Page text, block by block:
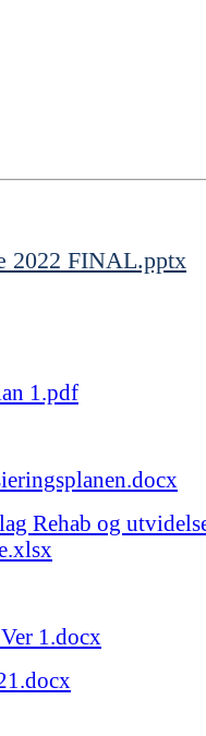
2022 FINAL.pptx
1.pdf
Rehab og
1.docx